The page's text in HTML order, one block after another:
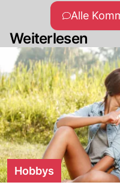
den Rücken
unsinnig schwer
Body Positivity und
Mitmenschen.
Alle
Weiterlesen
Hobbys